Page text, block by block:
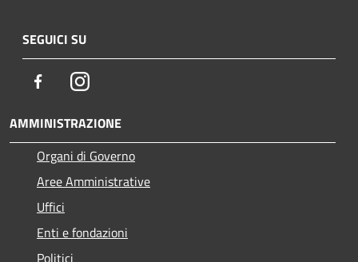
SEGUICI SU
FacebookInstagram
AMMINISTRAZIONE
Organi di Governo
Aree Amministrative
Uffici
Enti e fondazioni
Politici